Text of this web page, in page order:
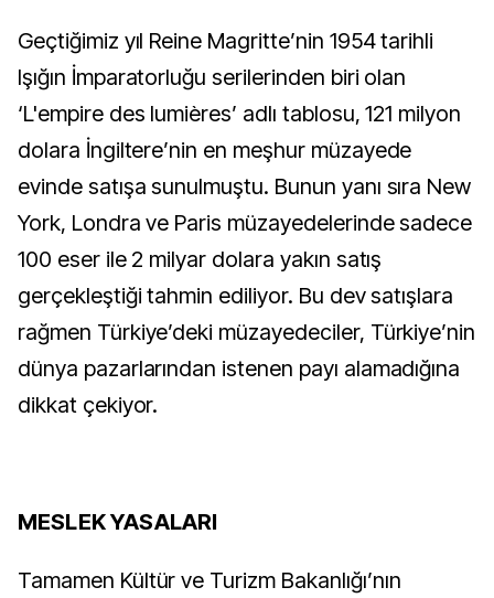
Geçtiğimiz yıl Reine Magritte’nin 1954 tarihli
Işığın İmparatorluğu serilerinden biri olan
‘L'empire des lumières’ adlı tablosu, 121 milyon
dolara İngiltere’nin en meşhur müzayede
evinde satışa sunulmuştu. Bunun yanı sıra New
York, Londra ve Paris müzayedelerinde sadece
100 eser ile 2 milyar dolara yakın satış
gerçekleştiği tahmin ediliyor. Bu dev satışlara
rağmen Türkiye’deki müzayedeciler, Türkiye’nin
dünya pazarlarından istenen payı alamadığına
dikkat çekiyor.
MESLEK YASALARI
Tamamen Kültür ve Turizm Bakanlığı’nın